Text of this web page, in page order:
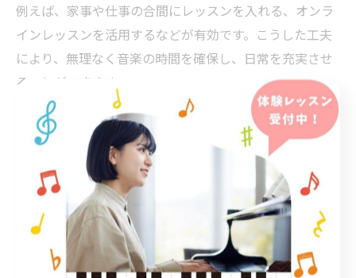
例えば、家事や仕事の合間にレッスンを入れる、オンラ
インレッスンを活用するなどが有効です。こうした工夫
により、無理なく音楽の時間を確保し、日常を充実させ
ることができます。
継続しやすいピアノ教室スケジュールの作り方
継続しやすいピアノ教室スケジュールを作るには、無理
のない目標設定と柔軟な調整がポイントです。なぜな
ら、継続にはストレスの少ない環境が不可欠だからで
す。例えば、月ごとに予定を見直し、必要に応じてレッ
スン日を変更する仕組みを活用すると良いでしょう。結